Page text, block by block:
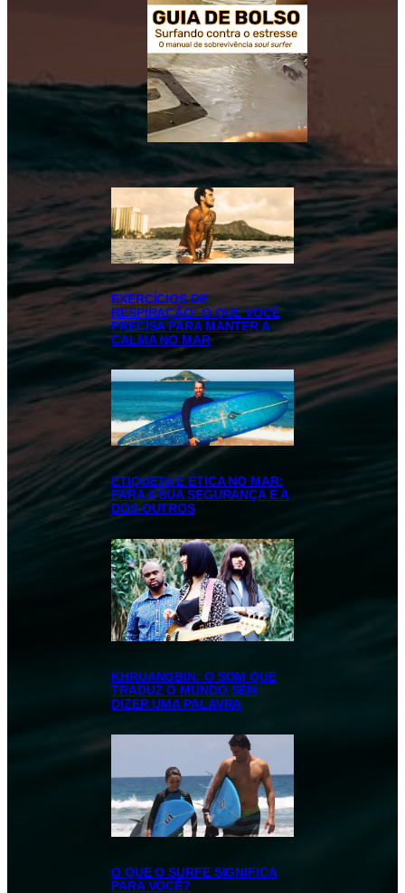
EXERCÍCIOS DE
RESPIRAÇÃO: O QUE VOCÊ
PRECISA PARA MANTER A
CALMA NO MAR
ETIQUETA E ÉTICA NO MAR:
PARA A SUA SEGURANÇA E A
DOS OUTROS
KHRUANGBIN: O SOM QUE
TRADUZ O MUNDO SEM
DIZER UMA PALAVRA
O QUE O SURFE SIGNIFICA
PARA VOCÊ?